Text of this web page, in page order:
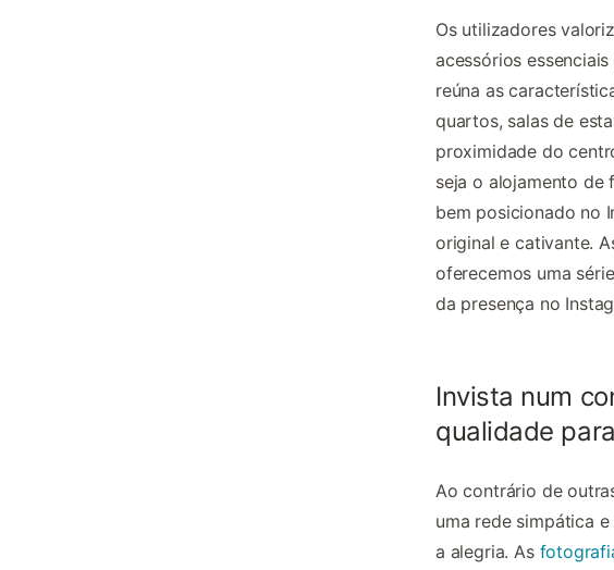
Os utilizadores
acessórios
reúna as
quartos, salas de
proximidade do
seja o alojamento de
bem posicionado no
original e cativante.
oferecemos uma
da presença no
Invista num
qualidade
Ao contrário de
uma rede simpática
a alegria. As